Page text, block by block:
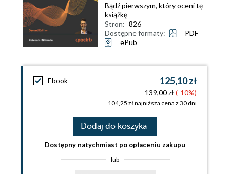
Bądź pierwszym, który oceni tę
książkę
Stron: 826
Dostępne formaty:
PDF
ePub
Ebook 125,10 zł
139,00 zł(-10%)
104,25 zł najniższa cena z 30 dni
Dodaj do koszyka
Dostępny natychmiast po opłaceniu zakupu
lub